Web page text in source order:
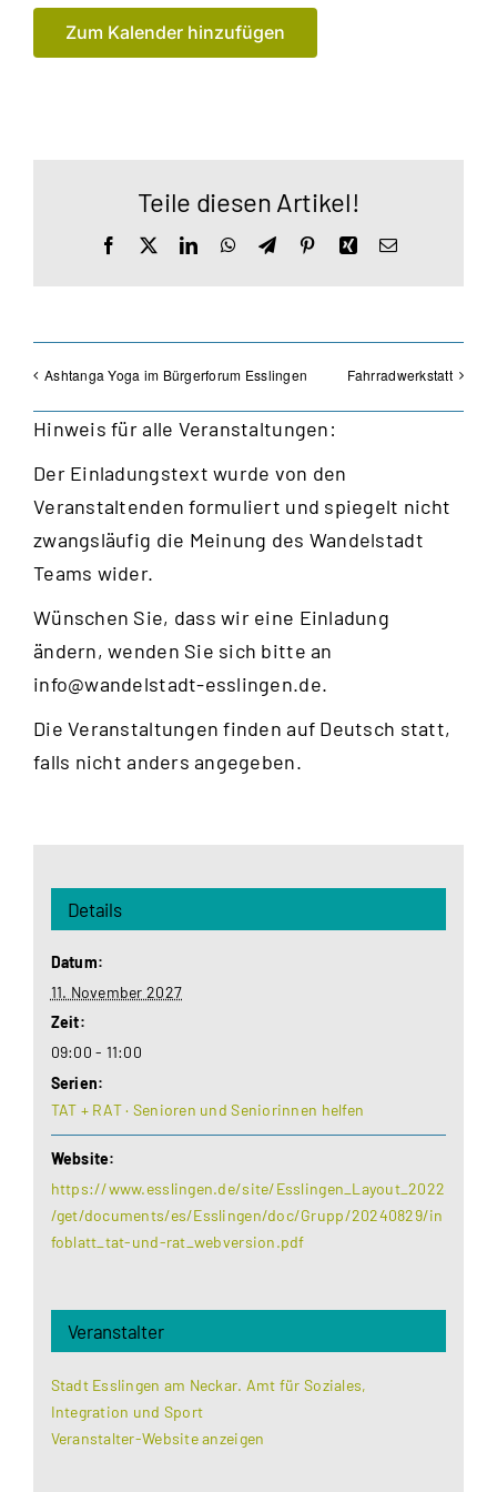
Zum Kalender hinzufügen
Teile diesen Artikel!
Facebook LinkedInWhatsApp
TelegramPinterestXingE-
Ashtanga Yoga im Bürgerforum Esslingen Fahrradwerkstatt
Hinweis für alle Veranstaltungen:
Der Einladungstext wurde von den
Veranstaltenden formuliert und spiegelt nicht
zwangsläufig die Meinung des Wandelstadt
Teams wider.
Wünschen Sie, dass wir eine Einladung
ändern, wenden Sie sich bitte an
info@wandelstadt-esslingen.de.
Die Veranstaltungen finden auf Deutsch statt,
falls nicht anders angegeben.
Details
Datum:
11. November 2027
Zeit:
09:00 - 11:00
Serien:
TAT + RAT · Senioren und Seniorinnen helfen
Website:
https://www.esslingen.de/site/Esslingen_Layout_2022
/get/documents/es/Esslingen/doc/Grupp/20240829/in
foblatt_tat-und-rat_webversion.pdf
Veranstalter
Stadt Esslingen am Neckar. Amt für Soziales,
Integration und Sport
Veranstalter-Website anzeigen